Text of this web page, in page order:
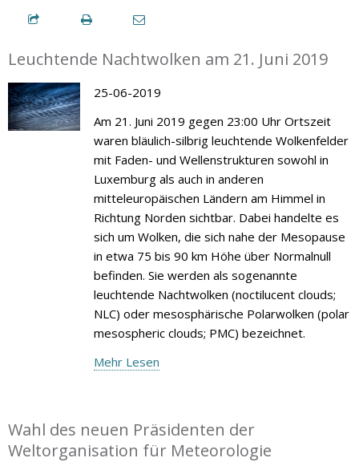
Leuchtende Nachtwolken am 21. Juni 2019
25-06-2019
Am 21. Juni 2019 gegen 23:00 Uhr Ortszeit
waren bläulich-silbrig leuchtende Wolkenfelder
mit Faden- und Wellenstrukturen sowohl in
Luxemburg als auch in anderen
mitteleuropäischen Ländern am Himmel in
Richtung Norden sichtbar. Dabei handelte es
sich um Wolken, die sich nahe der Mesopause
in etwa 75 bis 90 km Höhe über Normalnull
befinden. Sie werden als sogenannte
leuchtende Nachtwolken (noctilucent clouds;
NLC) oder mesosphärische Polarwolken (polar
mesospheric clouds; PMC) bezeichnet.
Mehr Lesen
Wahl des neuen Präsidenten der
Weltorganisation für Meteorologie